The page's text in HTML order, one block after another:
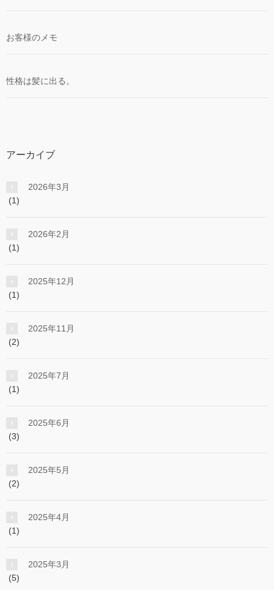
お客様のメモ
性格は髪に出る。
アーカイブ
2026年3月
(1)
2026年2月
(1)
2025年12月
(1)
2025年11月
(2)
2025年7月
(1)
2025年6月
(3)
2025年5月
(2)
2025年4月
(1)
2025年3月
(5)